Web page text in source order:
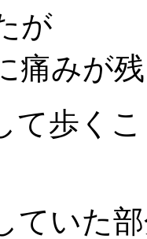
が
痛みが
て歩く
ていた